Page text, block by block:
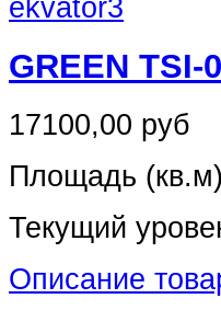
GREEN TSI-
17100,00 руб
Площадь
Текущий
Описание